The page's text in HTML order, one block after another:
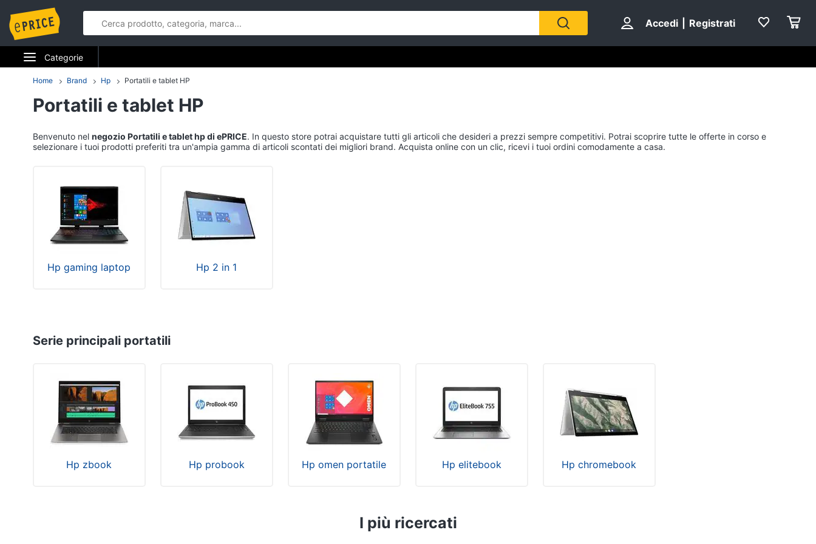
Accedi Registrati
Categorie
Elettrodomestici
Informatica
Telefonia
Smart home
Videogiochi
Audio e musica
Clima
Beauty
Giocattoli
Prima infanzia
Fotografia
Home Brand Hp Portatili e tablet HP
Portatili e tablet HP
Benvenuto nel negozio Portatili e tablet hp di ePRICE. In questo store potrai acquistare tutti gli articoli che desideri a prezzi sempre competitivi. Potrai scoprire tutte le offerte in corso e
selezionare i tuoi prodotti preferiti tra un'ampia gamma di articoli scontati dei migliori brand. Acquista online con un clic, ricevi i tuoi ordini comodamente a casa.
Hp gaming laptop Hp 2 in 1
Serie principali portatili
Hp zbook Hp probook Hp omen portatile Hp elitebook Hp chromebook
I più ricercati